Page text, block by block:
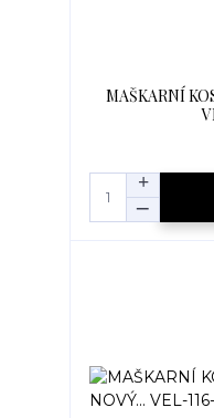
MAŠKARNÍ